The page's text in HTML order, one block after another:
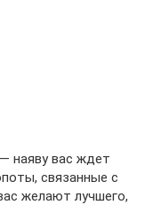
наяву вас ждет
связанные с
желают лучшего,